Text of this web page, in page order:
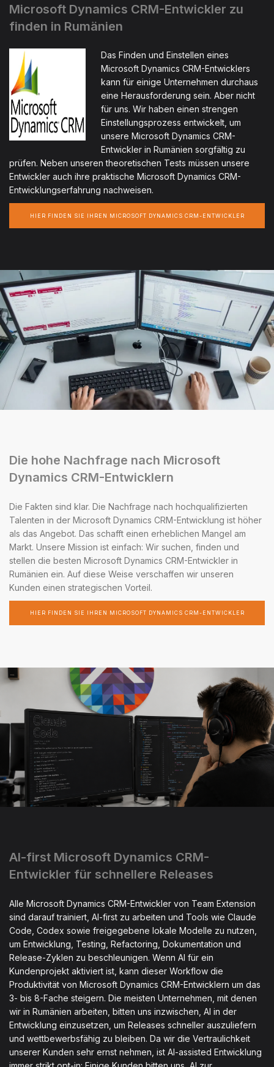
Microsoft Dynamics CRM-Entwickler zu
finden in Rumänien
Das Finden und Einstellen eines
Microsoft Dynamics CRM-Entwicklers
kann für einige Unternehmen durchaus
eine Herausforderung sein. Aber nicht
für uns. Wir haben einen strengen
Einstellungsprozess entwickelt, um
unsere Microsoft Dynamics CRM-
Entwickler in Rumänien sorgfältig zu
prüfen. Neben unseren theoretischen Tests müssen unsere
Entwickler auch ihre praktische Microsoft Dynamics CRM-
Entwicklungserfahrung nachweisen.
HIER FINDEN SIE IHREN MICROSOFT DYNAMICS CRM-ENTWICKLER
Die hohe Nachfrage nach Microsoft
Dynamics CRM-Entwicklern
Die Fakten sind klar. Die Nachfrage nach hochqualifizierten
Talenten in der Microsoft Dynamics CRM-Entwicklung ist höher
als das Angebot. Das schafft einen erheblichen Mangel am
Markt. Unsere Mission ist einfach: Wir suchen, finden und
stellen die besten Microsoft Dynamics CRM-Entwickler in
Rumänien ein. Auf diese Weise verschaffen wir unseren
Kunden einen strategischen Vorteil.
HIER FINDEN SIE IHREN MICROSOFT DYNAMICS CRM-ENTWICKLER
AI-first Microsoft Dynamics CRM-
Entwickler für schnellere Releases
Alle Microsoft Dynamics CRM-Entwickler von Team Extension
sind darauf trainiert, AI-first zu arbeiten und Tools wie Claude
Code, Codex sowie freigegebene lokale Modelle zu nutzen,
um Entwicklung, Testing, Refactoring, Dokumentation und
Release-Zyklen zu beschleunigen. Wenn AI für ein
Kundenprojekt aktiviert ist, kann dieser Workflow die
Produktivität von Microsoft Dynamics CRM-Entwicklern um das
3- bis 8-Fache steigern. Die meisten Unternehmen, mit denen
wir in Rumänien arbeiten, bitten uns inzwischen, AI in der
Entwicklung einzusetzen, um Releases schneller auszuliefern
und wettbewerbsfähig zu bleiben. Da wir die Vertraulichkeit
unserer Kunden sehr ernst nehmen, ist AI-assisted Entwicklung